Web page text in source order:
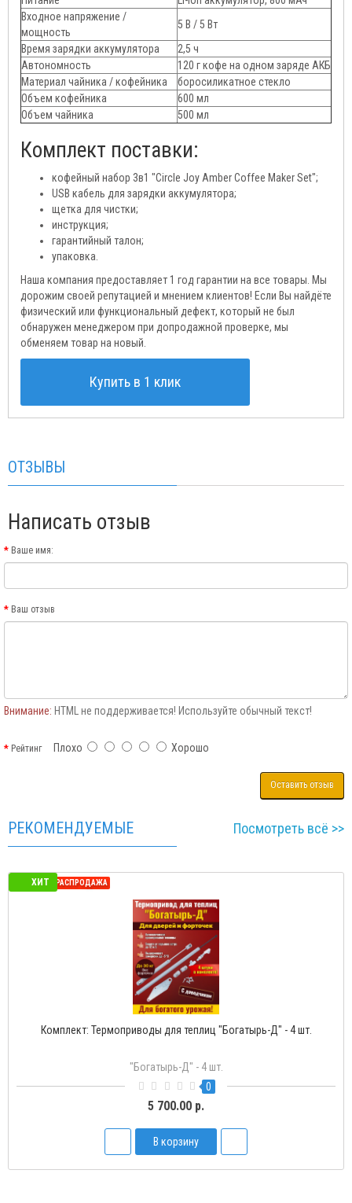
Входное напряжение /
мощность
5 В / 5 Вт
Время зарядки аккумулятора
2,5 ч
Автономность
120 г кофе на одном заряде АКБ
Материал чайника / кофейника
боросиликатное стекло
Объем кофейника
600 мл
Объем чайника
500 мл
Комплект поставки:
кофейный набор 3в1 "Circle Joy Amber Coffee Maker Set";
USB кабель для зарядки аккумулятора;
щетка для чистки;
инструкция;
гарантийный талон;
упаковка.
Наша компания предоставляет 1 год гарантии на все товары. Мы
дорожим своей репутацией и мнением клиентов! Если Вы найдёте
физический или функциональный дефект, который не был
обнаружен менеджером при допродажной проверке, мы
обменяем товар на новый.
Купить в 1 клик
ОТЗЫВЫ
Написать отзыв
Ваше имя:
Ваш отзыв
Внимание: HTML не поддерживается! Используйте обычный текст!
РейтингПлохо Хорошо
Оставить отзыв
РЕКОМЕНДУЕМЫЕ Посмотреть всё >>
ХИТ
СЕЗОННАЯ РАСПРОДАЖА
Комплект: Термоприводы для теплиц "Богатырь-Д" - 4 шт.
"Богатырь-Д" - 4 шт.
0
5 700.00 р.
В корзину